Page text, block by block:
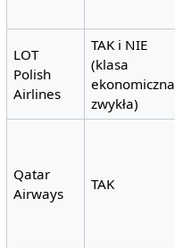
LOT
Polish
Airlines
TAK i NIE
(klasa
ekonomiczna
zwykła)
Qatar
Airways
TAK